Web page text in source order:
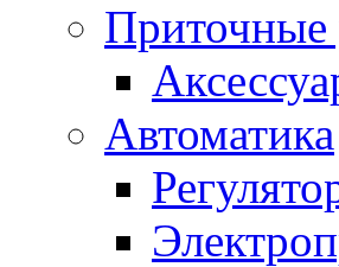
Приточные
Автоматика